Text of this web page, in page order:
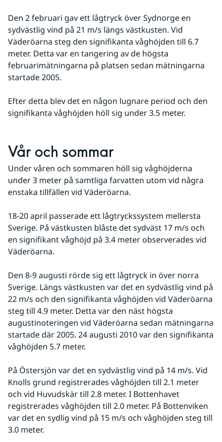
Den 2 februari gav ett lågtryck över Sydnorge en
sydvästlig vind på 21 m/s längs västkusten. Vid
Väderöarna steg den signifikanta våghöjden till 6.7
meter. Detta var en tangering av de högsta
februarimätningarna på platsen sedan mätningarna
startade 2005.
Efter detta blev det en någon lugnare period och den
signifikanta våghöjden höll sig under 3.5 meter.
Vår och sommar
Under våren och sommaren höll sig våghöjderna
under 3 meter på samtliga farvatten utom vid några
enstaka tillfällen vid Väderöarna.
18-20 april passerade ett lågtryckssystem mellersta
Sverige. På västkusten blåste det sydväst 17 m/s och
en signifikant våghöjd på 3.4 meter observerades vid
Väderöarna.
Den 8-9 augusti rörde sig ett lågtryck in över norra
Sverige. Längs västkusten var det en sydvästlig vind på
22 m/s och den signifikanta våghöjden vid Väderöarna
steg till 4.9 meter. Detta var den näst högsta
augustinoteringen vid Väderöarna sedan mätningarna
startade där 2005. 24 augusti 2010 var den signifikanta
våghöjden 5.7 meter.
På Östersjön var det en sydvästlig vind på 14 m/s. Vid
Knolls grund registrerades våghöjden till 2.1 meter
och vid Huvudskär till 2.8 meter. I Bottenhavet
registrerades våghöjden till 2.0 meter. På Bottenviken
var det en sydlig vind på 15 m/s och våghöjden steg till
3.0 meter.